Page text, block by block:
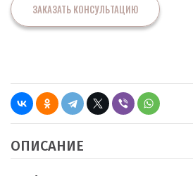
ЗАКАЗАТЬ КОНСУЛЬТАЦИЮ
ОПИСАНИЕ